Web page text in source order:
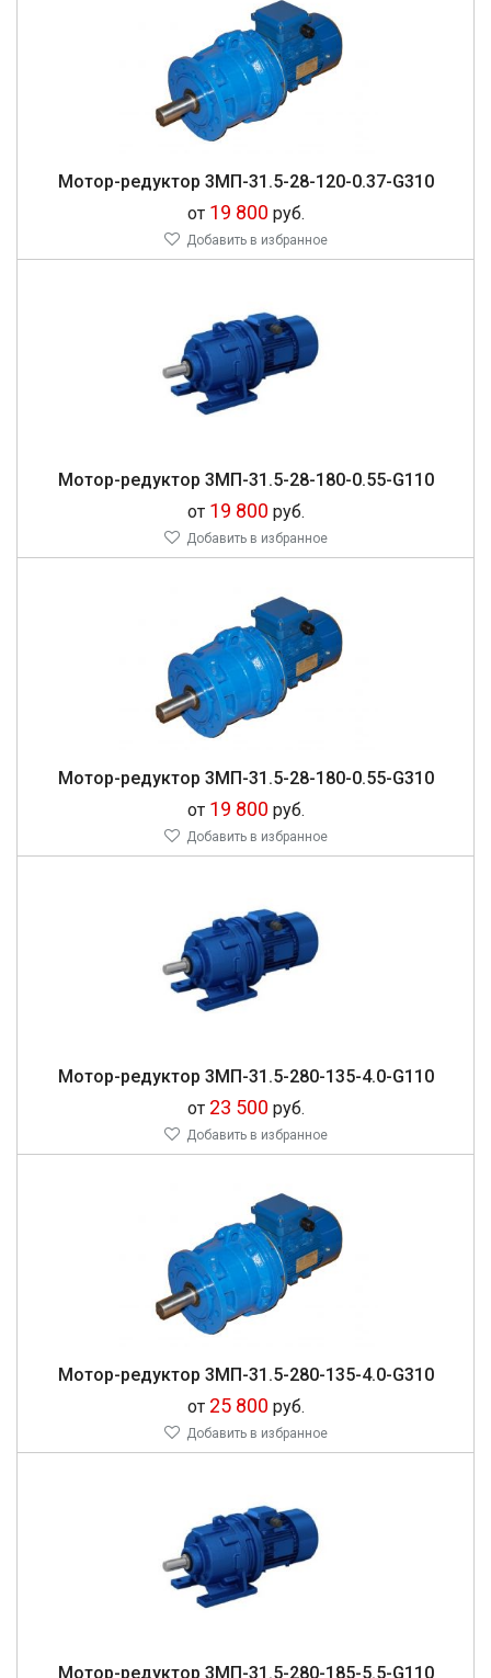
Мо­тор-ре­дук­тор 3МП-31.5-28-120-0.37-G310
от 19 800 руб.
Добавить в избранное
Мо­тор-ре­дук­тор 3МП-31.5-28-180-0.55-G110
от 19 800 руб.
Добавить в избранное
Мо­тор-ре­дук­тор 3МП-31.5-28-180-0.55-G310
от 19 800 руб.
Добавить в избранное
Мо­тор-ре­дук­тор 3МП-31.5-280-135-4.0-G110
от 23 500 руб.
Добавить в избранное
Мо­тор-ре­дук­тор 3МП-31.5-280-135-4.0-G310
от 25 800 руб.
Добавить в избранное
Мо­тор-ре­дук­тор 3МП-31.5-280-185-5.5-G110